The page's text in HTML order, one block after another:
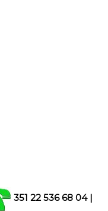
351 22 536 68 04 |